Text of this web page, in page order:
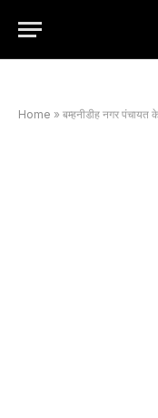
Home » बम्हनीडीह नगर पंचायत के